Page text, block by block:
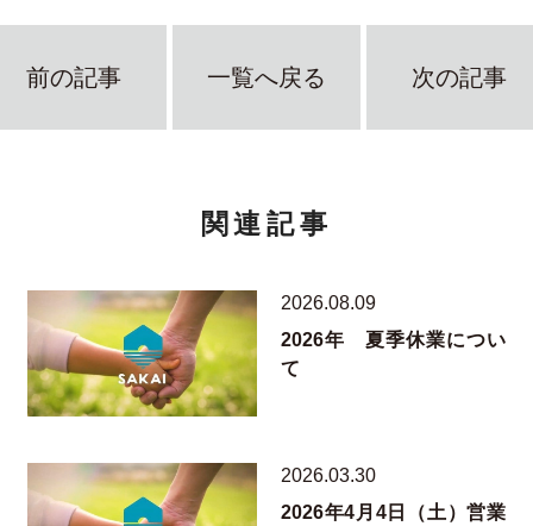
前の記事 一覧へ戻る 次の記事
関連記事
2026.08.09
2026年 夏季休業につい
て
2026.03.30
2026年4月4日（土）営業